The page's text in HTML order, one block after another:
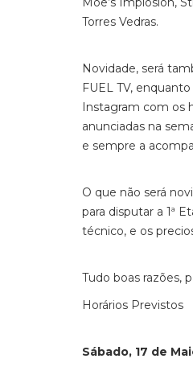
Torres Vedras.
Novidade, será
FUEL TV,
Instagram com os
anunciadas na
e sempre a
O que não será
para disputar a 1ª
técnico, e os
Tudo boas razões,
Horários Previstos
Sábado, 17 de